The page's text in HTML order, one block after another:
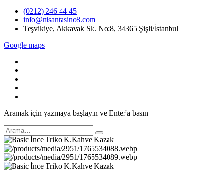
(0212) 246 44 45
info@nisantasino8.com
Teşvikiye, Akkavak Sk. No:8, 34365 Şişli/İstanbul
Google maps
Aramak için yazmaya başlayın ve Enter'a basın